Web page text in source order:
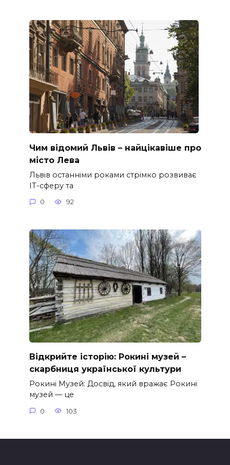
Чим відомий Львів – найцікавіше про
місто Лева
Львів останніми роками стрімко розвиває
ІТ-сферу та
0 92
Відкрийте історію: Рокині музей –
скарбниця української культури
Рокині Музей: Досвід, який вражає Рокині
музей — це
0 103